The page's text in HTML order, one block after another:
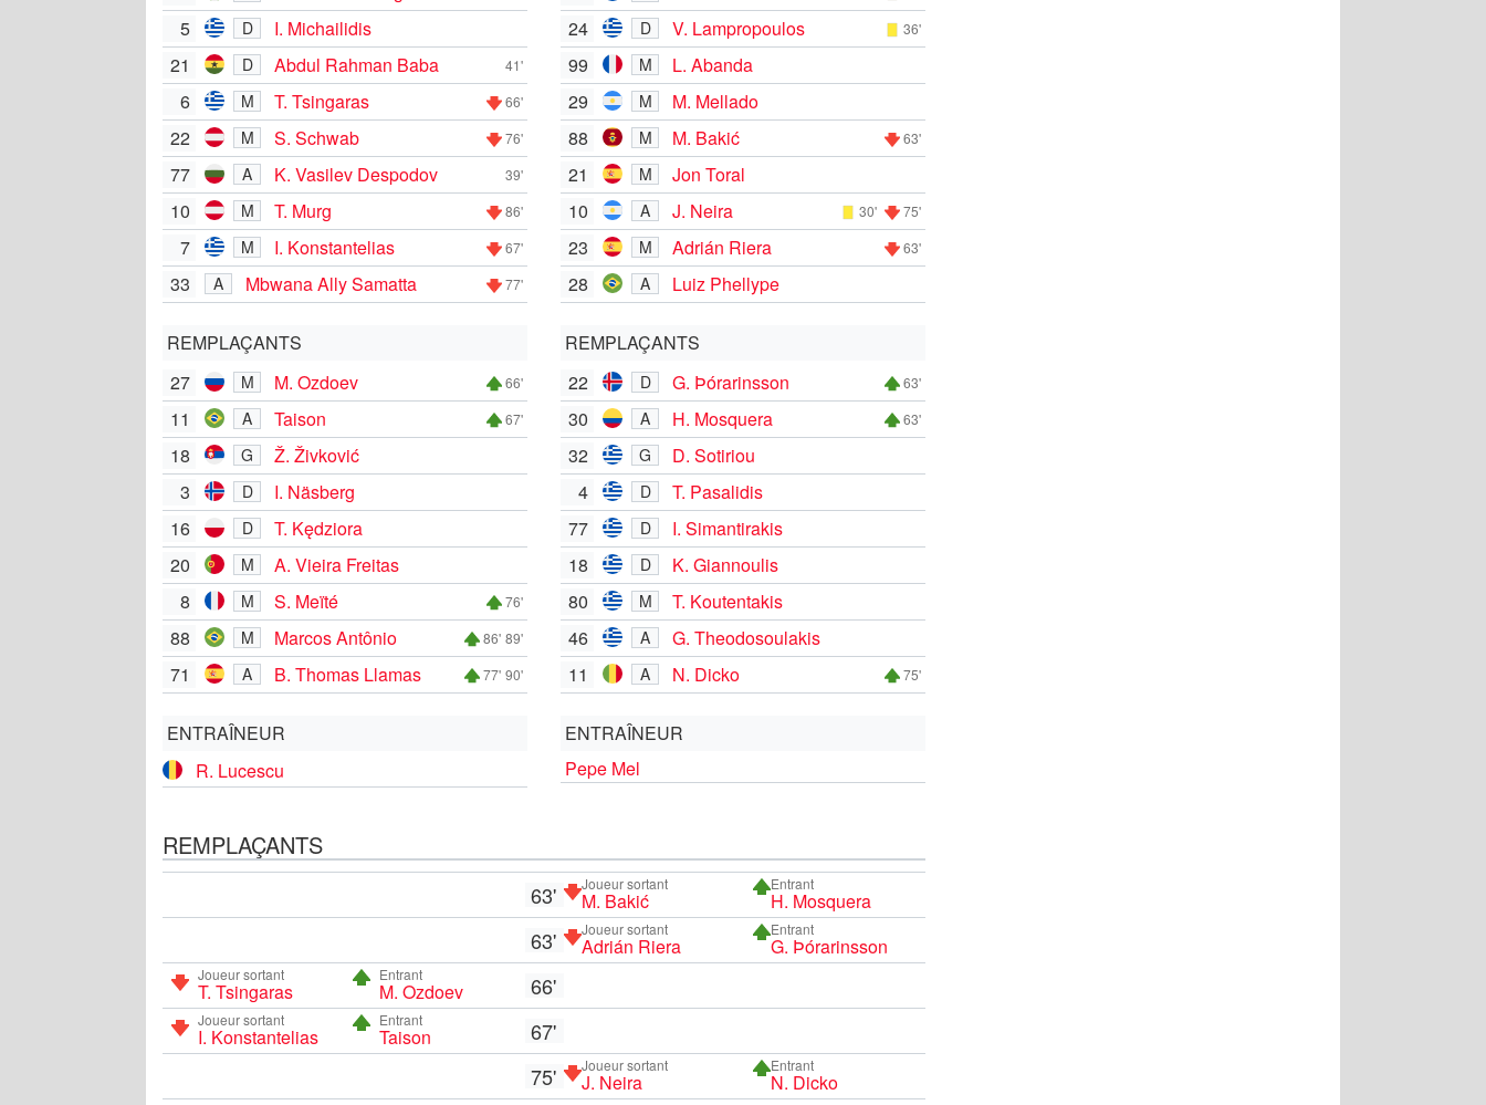
5
D
I. Michailidis
21
D Abdul Rahman Baba 41'
6 M T. Tsingaras 66'
22 M S. Schwab 76'
77 A K. Vasilev Despodov 39'
10 M T. Murg 86'
7 M I. Konstantelias 67'
33 A Mbwana Ally Samatta 77'
REMPLAÇANTS
27
M M. Ozdoev 66'
11 A Taison 67'
18 G
Ž. Živković
3
D
I. Näsberg
16
D
T. Kędziora
20
M
A. Vieira Freitas
8
M S. Meïté 76'
88 M Marcos Antônio 86' 89'
71 A B. Thomas Llamas 77' 90'
ENTRAÎNEUR
R. Lucescu
24 D V. Lampropoulos 36'
99 M
L. Abanda
29
M
M. Mellado
88
M M. Bakić 63'
21 M
Jon Toral
10
A J. Neira 30' 75'
23 M Adrián Riera 63'
28 A Luiz Phellype
REMPLAÇANTS
22
D G. Þórarinsson 63'
30 A H. Mosquera 63'
32 G
D. Sotiriou
4
D
T. Pasalidis
77
D
I. Simantirakis
18
D
K. Giannoulis
80
M
T. Koutentakis
46
A
G. Theodosoulakis
11
A N. Dicko 75'
ENTRAÎNEUR
Pepe Mel
REMPLAÇANTS
63' Joueur sortant
M. Bakić
Entrant
H. Mosquera
63' Joueur sortant
Adrián Riera
Entrant
G. Þórarinsson
Joueur sortant
T. Tsingaras
Entrant
M. Ozdoev 66'
Joueur sortant
I. Konstantelias
Entrant
Taison
67'
75'
Joueur sortant
J. Neira
Entrant
N. Dicko